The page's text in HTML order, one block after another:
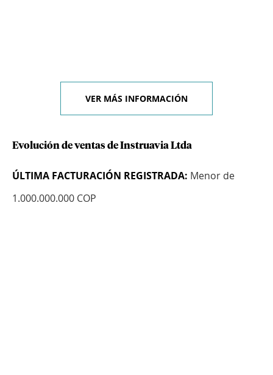
VER MÁS INFORMACIÓN
Evolución de ventas de Instruavia Ltda
ÚLTIMA FACTURACIÓN REGISTRADA: Menor de
1.000.000.000 COP